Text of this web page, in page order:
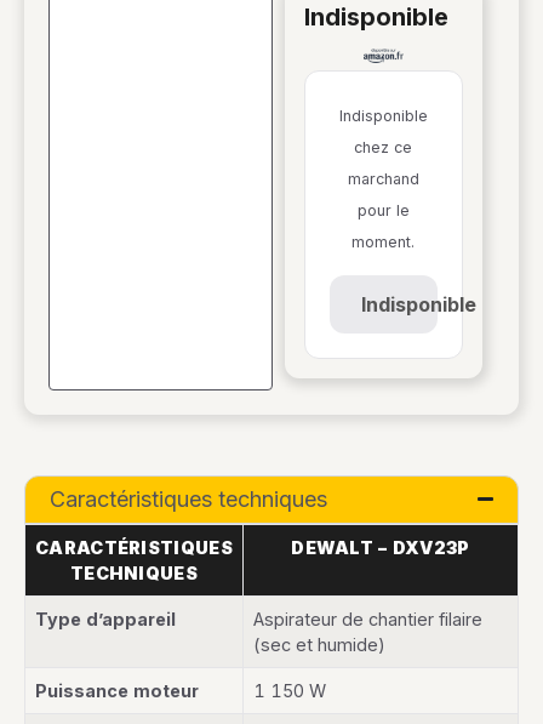
indisponible
Indisponible
chez ce
marchand
pour le
moment.
Indisponible
Caractéristiques techniques
CARACTÉRISTIQUES
TECHNIQUES
DEWALT – DXV23P
Type d’appareil
Aspirateur de chantier filaire
(sec et humide)
Puissance moteur 1 150 W